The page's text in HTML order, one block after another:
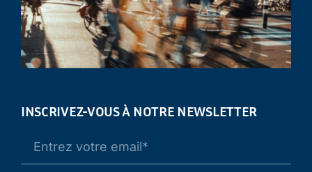
INSCRIVEZ-VOUS À NOTRE NEWSLETTER